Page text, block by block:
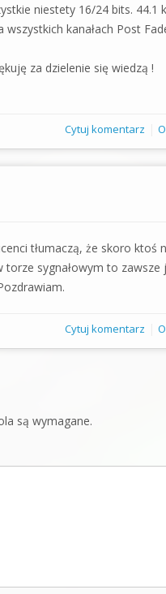
niestety 16/24 bits. 44.1
kanałach Post
za dzielenie się wiedzą !
Cytuj komentarz |
tłumaczą, że skoro ktoś
sygnałowym to
Cytuj komentarz |
są wymagane.